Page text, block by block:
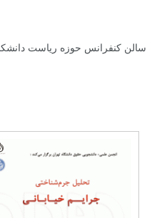
سالن کنفرانس حوزه ریاست